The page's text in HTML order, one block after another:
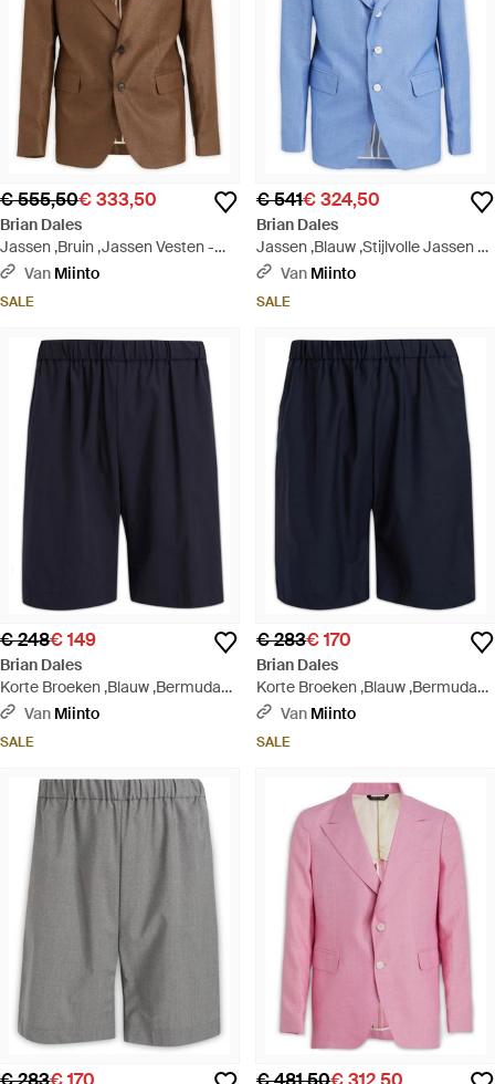
€ 555,50€ 333,50
Brian Dales
Jassen ,Bruin ,Jassen Vesten -
BruinVan Miinto
SALE
€ 541€ 324,50
Brian Dales
Jassen ,Blauw ,Stijlvolle Jassen &
Vesten Collectie - Blauw
Van Miinto
SALE
€ 248€ 149
Brian Dales
Korte Broeken ,Blauw ,Bermuda
Jassen Vesten - Blauw
Van Miinto
SALE
€ 283€ 170
Brian Dales
Korte Broeken ,Blauw ,Bermuda
Jassen Vesten - Blauw
Van Miinto
SALE